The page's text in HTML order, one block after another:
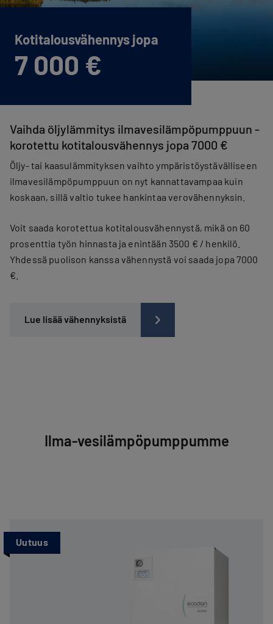
Kotitalous­vähennys jopa
7 000 €
Vaihda öljylämmitys ilmavesilämpöpumppuun -
korotettu kotitalousvähennys jopa 7000 €
Öljy- tai kaasulämmityksen vaihto ympäristöystävälliseen
ilmavesilämpöpumppuun on nyt kannattavampaa kuin
koskaan, sillä valtio tukee hankintaa verovähennyksin.
Voit saada korotettua kotitalousvähennystä, mikä on 60
prosenttia työn hinnasta ja enintään 3500 € / henkilö.
Yhdessä puolison kanssa vähennystä voi saada jopa 7000
€.
Lue lisää vähennyksistä
Ilma-vesilämpöpumppumme
Uutuus